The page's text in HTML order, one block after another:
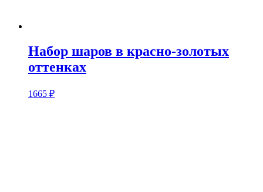
Набор шаров в красно-золотых
оттенках
1665 ₽